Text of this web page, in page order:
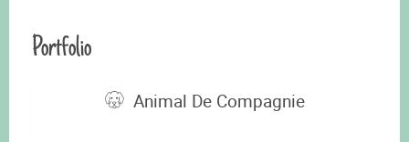
Portfolio
Animal De Compagnie